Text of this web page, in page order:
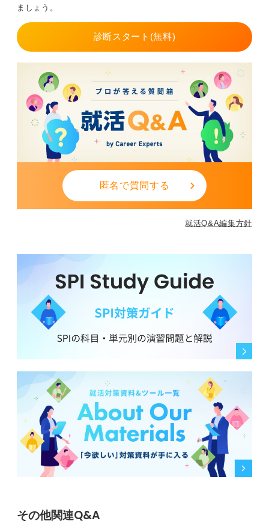
ましょう。
診断スタート(無料)
匿名で質問する
就活Q&A編集方針
その他関連Q&A